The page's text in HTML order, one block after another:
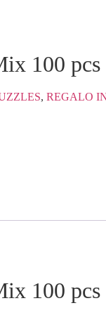
100 pcs
, REGALO
100 pcs